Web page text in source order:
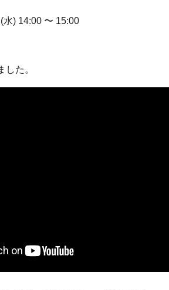
水) 14:00 〜 15:00
した。